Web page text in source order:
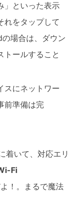
」といった表示
れをタップして
場合は、ダウン
トールすること
スにネットワー
前準備は完
着いて、対応エリ
Fi
！。まるで魔法